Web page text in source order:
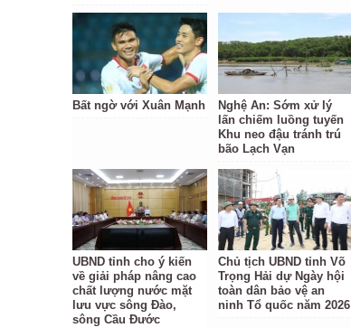
Bất ngờ với Xuân Mạnh
Nghệ An: Sớm xử lý
lấn chiếm luồng tuyến
Khu neo đậu tránh trú
bão Lạch Vạn
UBND tỉnh cho ý kiến
về giải pháp nâng cao
chất lượng nước mặt
lưu vực sông Đào,
sông Cầu Đước
Chủ tịch UBND tỉnh Võ
Trọng Hải dự Ngày hội
toàn dân bảo vệ an
ninh Tổ quốc năm 2026